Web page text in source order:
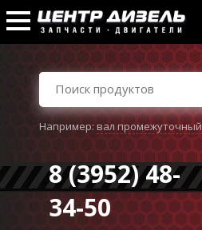
Например:вал промежуточный
8 (3952) 48-
34-50